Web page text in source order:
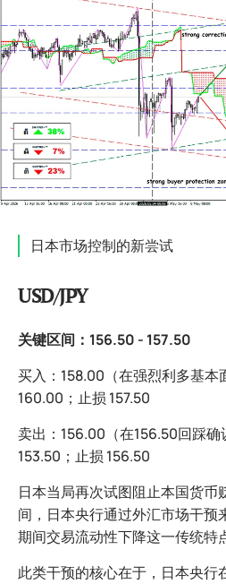
日本市场控制的新尝试
USD/JPY
关键区间：156.50 - 157.50
买入：158.00（在强烈利多基本
160.00；止损 157.50
卖出：156.00（在156.50回踩
153.50；止损 156.50
日本当局再次试图阻止本国货币
间，日本央行通过外汇市场干预
期间交易流动性下降这一传统特
此类干预的核心在于，日本央行